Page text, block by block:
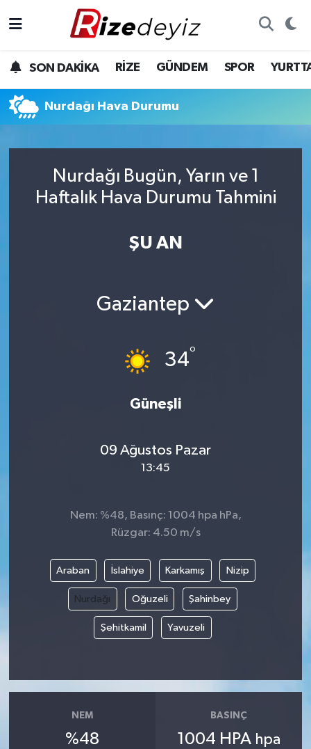
SON DAKİKA RİZE GÜNDEM SPOR
Nurdağı Hava Durumu
Nurdağı Bugün, Yarın ve 1
Haftalık Hava Durumu Tahmini
ŞU AN
Gaziantep
34°
Güneşli
09 Ağustos Pazar
13:45
Nem: %48, Basınç: 1004 hpa hPa,
Rüzgar: 4.50 m/s
Araban İslahiye Karkamış Nizip
Nurdağı Oğuzeli Şahinbey
Şehitkamil Yavuzeli
NEM
%48
BASINÇ
1004 HPA hpa
Gündem
Yurttan Haberler
Teknoloji
Rize Hava Durumu
Rize Trafik Yoğunluk Haritası
Tüm Manşetler